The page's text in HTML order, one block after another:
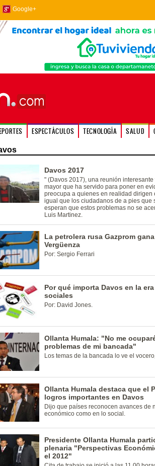
Google+
ESPECTÁCULOS TECNOLOGÍA SALUD
Davos 2017
" (Davos 2017), una reunión
mayor que ha servido para poner en
preocupa a quienes en realidad dirigen
igual que los ciudadanos de a pies que
esperan que estos problemas no se
Luis Martinez.
La petrolera rusa Gazprom
Vergüenza
Por: Sergio Ferrari
Por qué importa Davos en la
sociales
Por: David Jones.
Ollanta Humala: "No me
problemas de mi bancada"
Los temas de la bancada lo ve el
Ollanta Humala destaca que el
logros importantes en Davos
Dijo que países reconocen avances de
económico como en lo social.
Presidente Ollanta Humala
plenaria "Perspectivas
el 2012"